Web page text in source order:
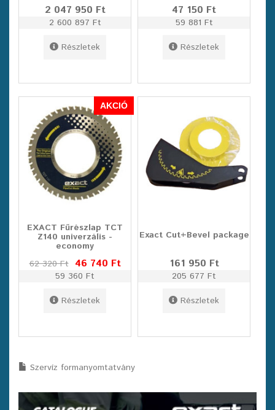
2 047 950 Ft
2 600 897 Ft
Részletek
47 150 Ft
59 881 Ft
Részletek
AKCIÓ
EXACT Fűrészlap TCT
Z140 univerzális -
economy
62 320 Ft 46 740 Ft
59 360 Ft
Részletek
Exact Cut+Bevel package
161 950 Ft
205 677 Ft
Részletek
Szervíz formanyomtatvány